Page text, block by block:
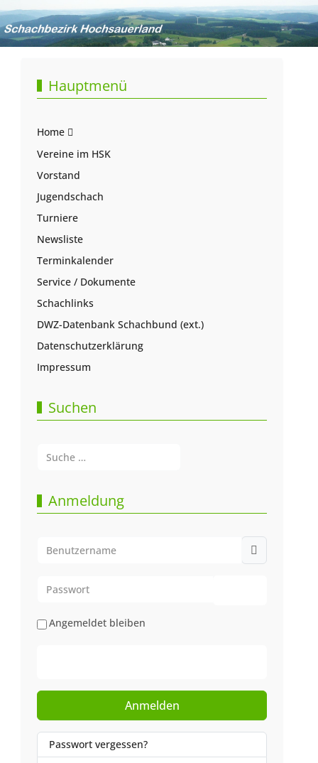
Hauptmenü
Home
Vereine im HSK
Vorstand
Jugendschach
Turniere
Newsliste
Terminkalender
Service / Dokumente
Schachlinks
DWZ-Datenbank Schachbund (ext.)
Datenschutzerklärung
Impressum
Suchen
Anmeldung
Angemeldet bleiben
Anmelden
Passwort vergessen?